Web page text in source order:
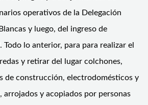
operativos de la Delegación
y luego, del ingreso de
Todo lo anterior, para para realizar el
y retirar del lugar colchones,
de construcción, electrodomésticos y
arrojados y acopiados por personas